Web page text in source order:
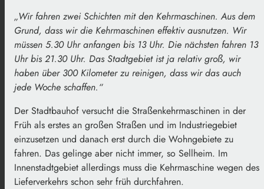
„Wir fahren zwei Schichten mit den Kehrmaschinen. Aus dem
Grund, dass wir die Kehrmaschinen effektiv ausnutzen. Wir
müssen 5.30 Uhr anfangen bis 13 Uhr. Die nächsten fahren 13
Uhr bis 21.30 Uhr. Das Stadtgebiet ist ja relativ groß, wir
haben über 300 Kilometer zu reinigen, dass wir das auch
jede Woche schaffen.“
Der Stadtbauhof versucht die Straßenkehrmaschinen in der
Früh als erstes an großen Straßen und im Industriegebiet
einzusetzen und danach erst durch die Wohngebiete zu
fahren. Das gelinge aber nicht immer, so Sellheim. Im
Innenstadtgebiet allerdings muss die Kehrmaschine wegen des
Lieferverkehrs schon sehr früh durchfahren.